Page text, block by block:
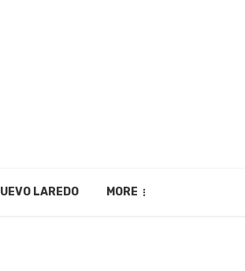
LAREDO MORE